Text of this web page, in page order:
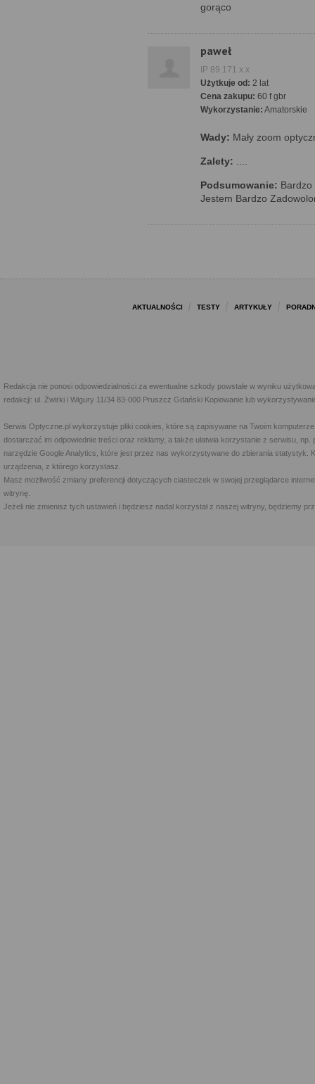
gorąco
paweł
IP 89.171.x.x
Użytkuje od: 2 lat
Cena zakupu: 60 f gbr
Wykorzystanie: Amatorskie
Wady: Mały zoom
Zalety:
Podsumowanie:
Jestem Bardzo
AKTUALNOŚCI TESTY ARTYKUŁY
Redakcja nie ponosi odpowiedzialności za ewentualne szkody powstałe w wyniku
redakcji: ul. Żwirki i Wigury 11/34 83-000 Pruszcz Gdański Kopiowanie lub
Serwis Optyczne.pl wykorzystuje pliki cookies, które są zapisywane na Twoim
dostarczać im odpowiednie treści oraz reklamy, a także ułatwia korzystanie z serwisu,
narzędzie Google Analytics, które jest przez nas wykorzystywane do zbierania statystyk.
urządzenia, z którego korzystasz.
Masz możliwość zmiany preferencji dotyczących ciasteczek w swojej przeglądarce
witrynę.
Jeżeli nie zmienisz tych ustawień i będziesz nadal korzystał z naszej witryny, będziemy